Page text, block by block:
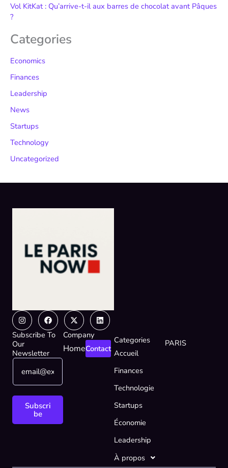
Vol KitKat : Qu’arrive-t-il aux barres de chocolat avant Pâques
?
Categories
Economics
Finances
Leadership
News
Startups
Technology
Uncategorized
InstagramFacebook
X-
twitter
Linkedin
Subscribe To
Our
Newsletter
E
a
i
m
*
E
a
Subscri
be
Company
HomeContact
Categories
Accueil
Finances
Technologie
Startups
Économie
Leadership
À propos
PARIS